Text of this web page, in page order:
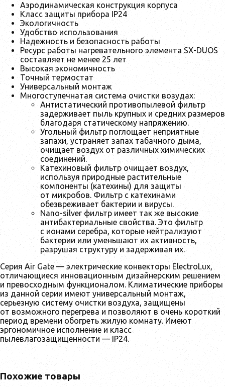
Аэродинамическая конструкция корпуса
Класс защиты прибора IP24
Экологичность
Удобство использования
Надежность и безопасность работы
Ресурс работы нагревательного элемента SX-DUOS
составляет не менее 25 лет
Высокая экономичность
Точный термостат
Универсальный монтаж
Многоступечнатая система очистки возудах:
Антистатический противопылевой фильтр
задерживает пыль крупных и средних размеров
благодаря статическому напряжению.
Угольный фильтр поглощает неприятные
запахи, устраняет запах табачного дыма,
очищает воздух от различных химических
соединений.
Катехиновый фильтр очищает воздух,
используя природные растительные
компоненты (катехины) для защиты
от микробов. Фильтр с катехинами
обезвреживает бактерии и вирусы.
Nano-silver фильтр имеет так же высокие
антибактериальные свойства. Это фильтр
с ионами серебра, которые нейтрализуют
бактерии или уменьшают их активность,
разрушая структуру и задерживая их.
Серия Air Gate — электрические конвекторы ElectroLux,
отличающиеся инновационным дизайнерским решением
и превосходным функционалом. Климатические приборы
из данной серии имеют универсальный монтаж,
серьезную систему очистки воздуха, защищены
от возможного перегрева и позволяют в очень короткий
период времени обогреть жилую комнату. Имеют
эргономичное исполнение и класс
пылевлагозащищенности — IP24.
Похожие товары